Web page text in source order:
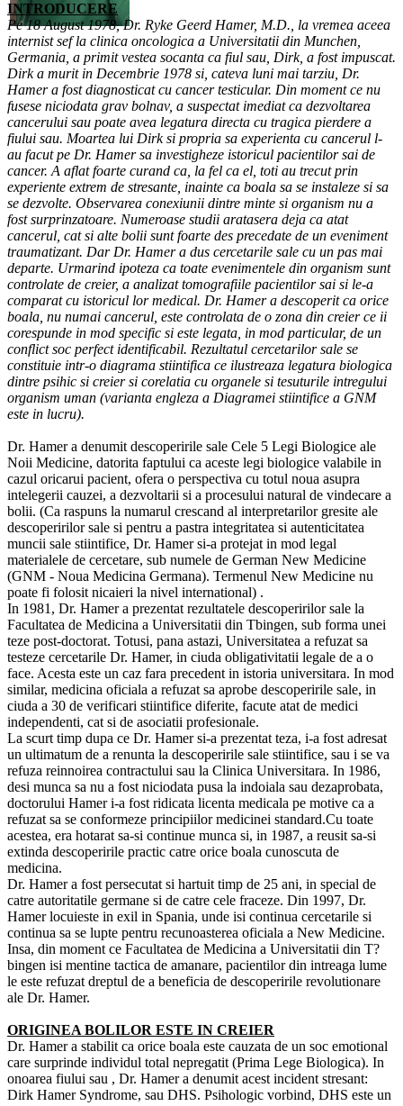
INTRODUCERE
Pe 18 August 1978, Dr. Ryke Geerd Hamer, M.D., la vremea aceea
internist sef la clinica oncologica a Universitatii din Munchen,
Germania, a primit vestea socanta ca fiul sau, Dirk, a fost impuscat.
Dirk a murit in Decembrie 1978 si, cateva luni mai tarziu, Dr.
Hamer a fost diagnosticat cu cancer testicular. Din moment ce nu
fusese niciodata grav bolnav, a suspectat imediat ca dezvoltarea
cancerului sau poate avea legatura directa cu tragica pierdere a
fiului sau. Moartea lui Dirk si propria sa experienta cu cancerul l-
au facut pe Dr. Hamer sa investigheze istoricul pacientilor sai de
cancer. A aflat foarte curand ca, la fel ca el, toti au trecut prin
experiente extrem de stresante, inainte ca boala sa se instaleze si sa
se dezvolte. Observarea conexiunii dintre minte si organism nu a
fost surprinzatoare. Numeroase studii aratasera deja ca atat
cancerul, cat si alte bolii sunt foarte des precedate de un eveniment
traumatizant. Dar Dr. Hamer a dus cercetarile sale cu un pas mai
departe. Urmarind ipoteza ca toate evenimentele din organism sunt
controlate de creier, a analizat tomografiile pacientilor sai si le-a
comparat cu istoricul lor medical. Dr. Hamer a descoperit ca orice
boala, nu numai cancerul, este controlata de o zona din creier ce ii
corespunde in mod specific si este legata, in mod particular, de un
conflict soc perfect identificabil. Rezultatul cercetarilor sale se
constituie intr-o diagrama stiintifica ce ilustreaza legatura biologica
dintre psihic si creier si corelatia cu organele si tesuturile intregului
organism uman (varianta engleza a Diagramei stiintifice a GNM
este in lucru).
Dr. Hamer a denumit descoperirile sale Cele 5 Legi Biologice ale
Noii Medicine, datorita faptului ca aceste legi biologice valabile in
cazul oricarui pacient, ofera o perspectiva cu totul noua asupra
intelegerii cauzei, a dezvoltarii si a procesului natural de vindecare a
bolii. (Ca raspuns la numarul crescand al interpretarilor gresite ale
descoperirilor sale si pentru a pastra integritatea si autenticitatea
muncii sale stiintifice, Dr. Hamer si-a protejat in mod legal
materialele de cercetare, sub numele de German New Medicine
(GNM - Noua Medicina Germana). Termenul New Medicine nu
poate fi folosit nicaieri la nivel international) .
In 1981, Dr. Hamer a prezentat rezultatele descoperirilor sale la
Facultatea de Medicina a Universitatii din Tbingen, sub forma unei
teze post-doctorat. Totusi, pana astazi, Universitatea a refuzat sa
testeze cercetarile Dr. Hamer, in ciuda obligativitatii legale de a o
face. Acesta este un caz fara precedent in istoria universitara. In mod
similar, medicina oficiala a refuzat sa aprobe descoperirile sale, in
ciuda a 30 de verificari stiintifice diferite, facute atat de medici
independenti, cat si de asociatii profesionale.
La scurt timp dupa ce Dr. Hamer si-a prezentat teza, i-a fost adresat
un ultimatum de a renunta la descoperirile sale stiintifice, sau i se va
refuza reinnoirea contractului sau la Clinica Universitara. In 1986,
desi munca sa nu a fost niciodata pusa la indoiala sau dezaprobata,
doctorului Hamer i-a fost ridicata licenta medicala pe motive ca a
refuzat sa se conformeze principiilor medicinei standard.Cu toate
acestea, era hotarat sa-si continue munca si, in 1987, a reusit sa-si
extinda descoperirile practic catre orice boala cunoscuta de
medicina.
Dr. Hamer a fost persecutat si hartuit timp de 25 ani, in special de
catre autoritatile germane si de catre cele fraceze. Din 1997, Dr.
Hamer locuieste in exil in Spania, unde isi continua cercetarile si
continua sa se lupte pentru recunoasterea oficiala a New Medicine.
Insa, din moment ce Facultatea de Medicina a Universitatii din T?
bingen isi mentine tactica de amanare, pacientilor din intreaga lume
le este refuzat dreptul de a beneficia de descoperirile revolutionare
ale Dr. Hamer.
ORIGINEA BOLILOR ESTE IN CREIER
Dr. Hamer a stabilit ca orice boala este cauzata de un soc emotional
care surprinde individul total nepregatit (Prima Lege Biologica). In
onoarea fiului sau , Dr. Hamer a denumit acest incident stresant:
Dirk Hamer Syndrome, sau DHS. Psihologic vorbind, DHS este un